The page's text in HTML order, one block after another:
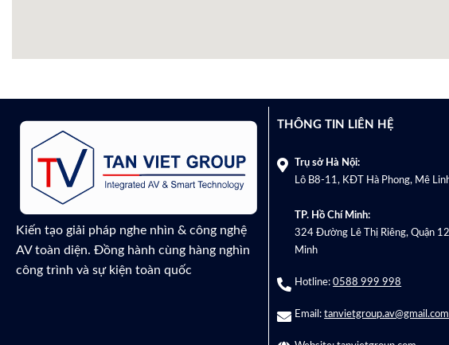
Kiến tạo giải pháp nghe nhìn & công nghệ
AV toàn diện. Đồng hành cùng hàng nghìn
công trình và sự kiện toàn quốc
THÔNG TIN LIÊN HỆ
Trụ sở Hà Nội:
Lô B8-11, KĐT Hà Phong, Mê
TP. Hồ Chí Minh:
324 Đường Lê Thị Riêng, Quận
Minh
Hotline:0588 999 998
Email:tanvietgroup.av@gmail.com